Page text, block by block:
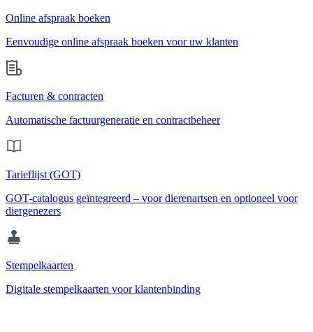
Online afspraak boeken
Eenvoudige online afspraak boeken voor uw klanten
Facturen & contracten
Automatische factuurgeneratie en contractbeheer
Tarieflijst (GOT)
GOT-catalogus geïntegreerd – voor dierenartsen en optioneel voor
diergenezers
Stempelkaarten
Digitale stempelkaarten voor klantenbinding